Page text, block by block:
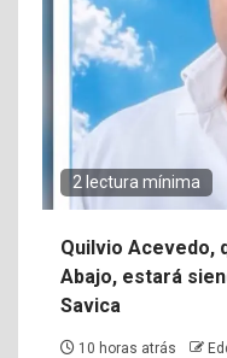
2 lectura mínima
Quilvio Acevedo,
Abajo, estará
Savica
10 horas atrás